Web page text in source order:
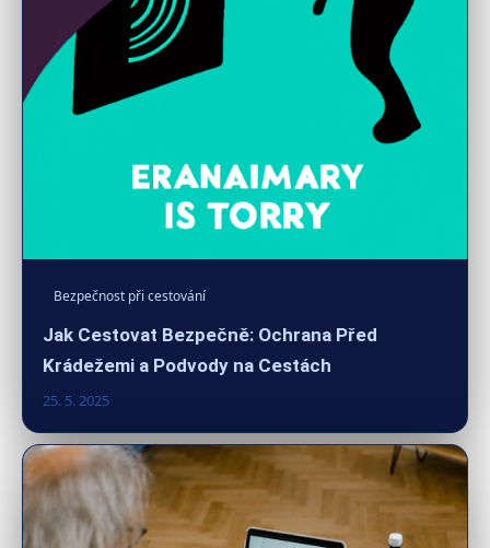
Bezpečnost při cestování
Jak Cestovat Bezpečně: Ochrana Před
Krádežemi a Podvody na Cestách
25. 5. 2025